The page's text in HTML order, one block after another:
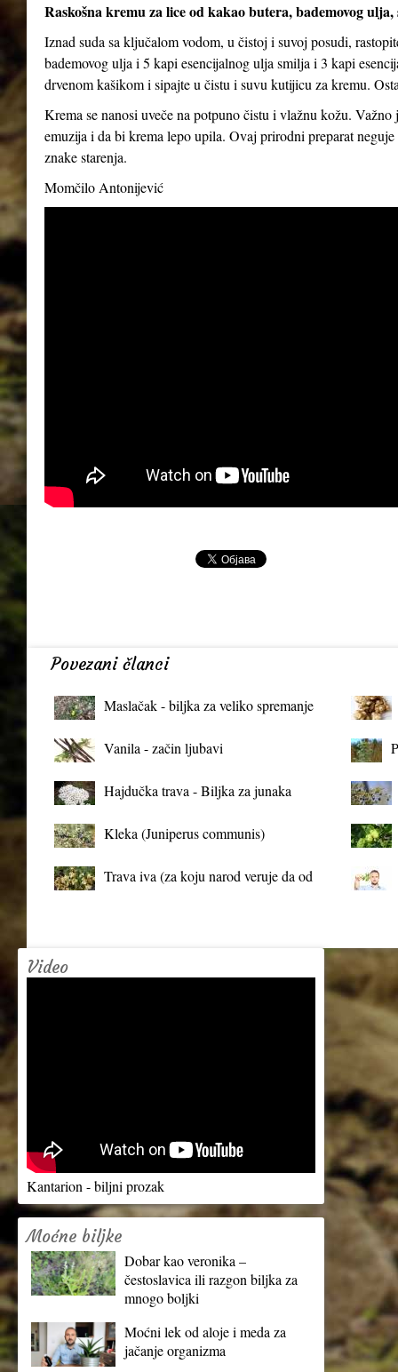
Raskošna kremu za lice od kakao butera, bademovog
Iznad suda sa ključalom vodom, u čistoj i suvoj posudi,
bademovog ulja i 5 kapi esencijalnog ulja smilja i 3 kapi
drvenom kašikom i sipajte u čistu i suvu kutijicu za kremu.
Krema se nanosi uveče na potpuno čistu i vlažnu kožu.
emuzija i da bi krema lepo upila. Ovaj prirodni preparat
znake starenja.
Momčilo Antonijević
Povezani članci
Maslačak - biljka za veliko spremanje
Vanila - začin ljubavi
Hajdučka trava - Biljka za junaka
Kleka (Juniperus communis)
Trava iva (za koju narod veruje da od
Video
Kantarion - biljni prozak
Moćne biljke
Dobar kao veronika –
čestoslavica ili razgon biljka za
mnogo boljki
Moćni lek od aloje i meda za
jačanje organizma